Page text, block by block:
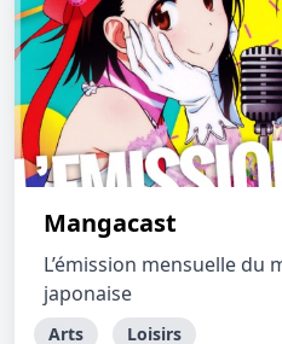
Mangacast
L’émission mensuelle du
japonaise
Arts Loisirs